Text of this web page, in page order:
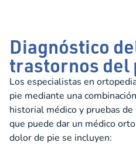
Diagnóstico
trastornos del
Los especialistas en
pie mediante una
historial médico y pruebas
que puede dar un médico
dolor de pie se incluyen: